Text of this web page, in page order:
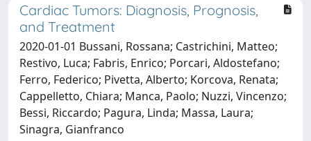
Cardiac Tumors: Diagnosis, Prognosis,
and Treatment
2020-01-01 Bussani, Rossana; Castrichini, Matteo;
Restivo, Luca; Fabris, Enrico; Porcari, Aldostefano;
Ferro, Federico; Pivetta, Alberto; Korcova, Renata;
Cappelletto, Chiara; Manca, Paolo; Nuzzi, Vincenzo;
Bessi, Riccardo; Pagura, Linda; Massa, Laura;
Sinagra, Gianfranco